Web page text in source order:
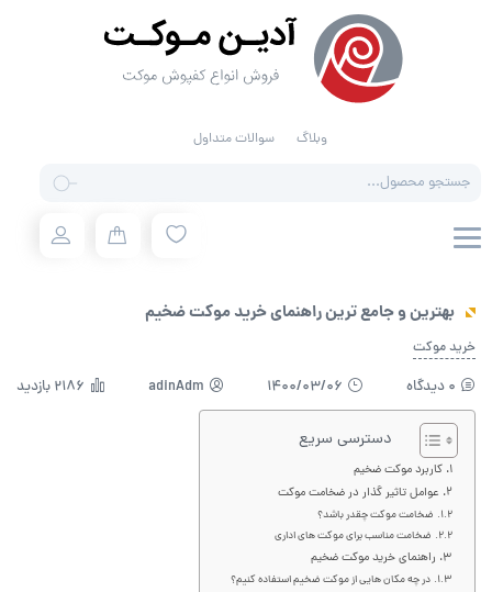
وبلاگ سوالات متداول
search
بهترین و جامع ترین راهنمای خرید موکت ضخیم
خرید موکت
0 دیدگاه 1400/03/06
adinAdm 2186 بازدید
دسترسی سریع
کاربرد موکت ضخیم
عوامل تاثیر گذار در ضخامت موکت
ضخامت موکت چقدر باشد؟
ضخامت مناسب برای موکت های اداری
راهنمای خرید موکت ضخیم
در‌ چه مکان هایی از‌ موکت ضخیم استفاده کنیم؟